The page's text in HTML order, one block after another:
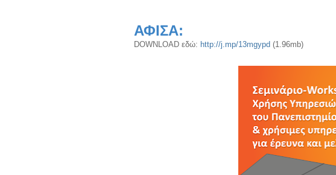
ΑΦΙΣΑ:
DOWNLOAD εδώ: http://j.mp/13mgypd (1.96mb)